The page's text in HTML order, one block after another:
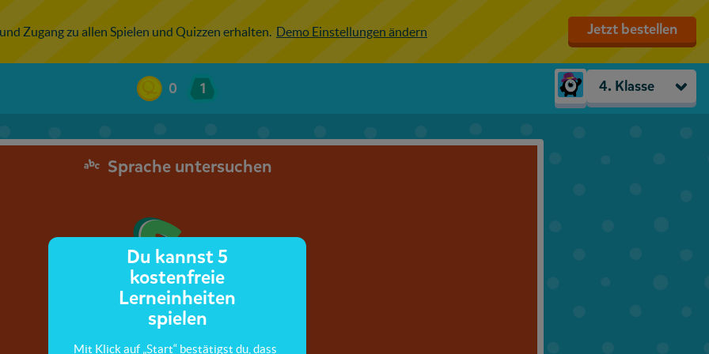
Zugang zu allen Spielen und Quizzen erhalten. Demo Einstellungen ändern Jetzt bestellen
0 1 4. Klasse
Sprache untersuchen
Du kannst 5
kostenfreie
Lerneinheiten
spielen
Mit Klick auf „Start“ bestätigst du, dass